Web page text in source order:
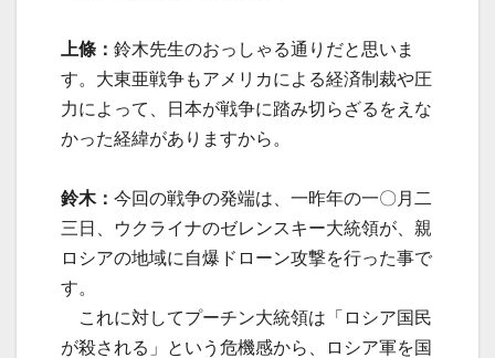
上條： 鈴木先生のおっしゃる通りだと思いま
す。大東亜戦争もアメリカによる経済制裁や圧
力によって、日本が戦争に踏み切らざるをえな
かった経緯がありますから。
鈴木： 今回の戦争の発端は、一昨年の一〇月二
三日、ウクライナのゼレンスキー大統領が、親
ロシアの地域に自爆ドローン攻撃を行った事で
す。
これに対してプーチン大統領は「ロシア国民
が殺される」という危機感から、ロシア軍を国